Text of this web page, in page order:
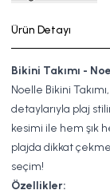
Ürün Detayı
Bikini Takımı -
Noelle Bikini
detaylarıyla plaj
kesimi ile hem şık
plajda dikkat
seçim!
Özellikler: